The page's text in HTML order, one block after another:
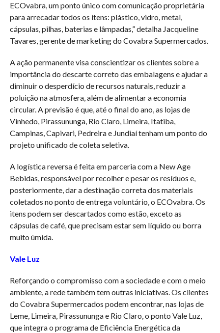
ECOvabra, um ponto único com comunicação proprietária
para arrecadar todos os itens: plástico, vidro, metal,
cápsulas, pilhas, baterias e lâmpadas,” detalha Jacqueline
Tavares, gerente de marketing do Covabra Supermercados.
A ação permanente visa conscientizar os clientes sobre a
importância do descarte correto das embalagens e ajudar a
diminuir o desperdício de recursos naturais, reduzir a
poluição na atmosfera, além de alimentar a economia
circular. A previsão é que, até o final do ano, as lojas de
Vinhedo, Pirassununga, Rio Claro, Limeira, Itatiba,
Campinas, Capivari, Pedreira e Jundiaí tenham um ponto do
projeto unificado de coleta seletiva.
A logística reversa é feita em parceria com a New Age
Bebidas, responsável por recolher e pesar os resíduos e,
posteriormente, dar a destinação correta dos materiais
coletados no ponto de entrega voluntário, o ECOvabra. Os
itens podem ser descartados como estão, exceto as
cápsulas de café, que precisam estar sem líquido ou borra
muito úmida.
Vale Luz
Reforçando o compromisso com a sociedade e com o meio
ambiente, a rede também tem outras iniciativas. Os clientes
do Covabra Supermercados podem encontrar, nas lojas de
Leme, Limeira, Pirassununga e Rio Claro, o ponto Vale Luz,
que integra o programa de Eficiência Energética da